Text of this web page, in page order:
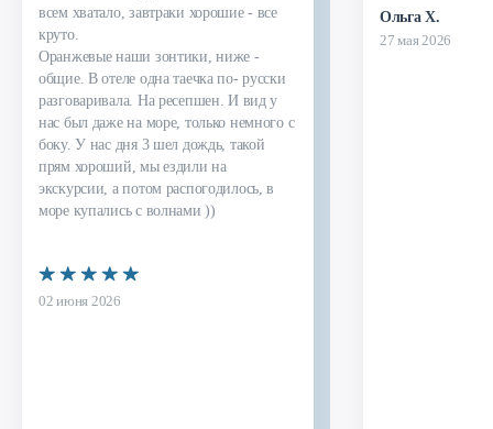
всем хватало, завтраки хорошие - все
круто.
Оранжевые наши зонтики, ниже -
общие. В отеле одна таечка по- русски
разговаривала. На ресепшен. И вид у
нас был даже на море, только немного с
боку. У нас дня 3 шел дождь, такой
прям хороший, мы ездили на
экскурсии, а потом распогодилось, в
море купались с волнами ))
02 июня 2026
Ольга Х.
27 мая 2026